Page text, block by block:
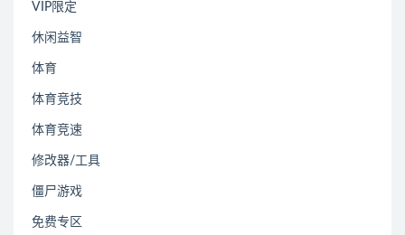
VIP限定
休闲益智
体育
体育竞技
体育竞速
修改器/工具
僵尸游戏
免费专区